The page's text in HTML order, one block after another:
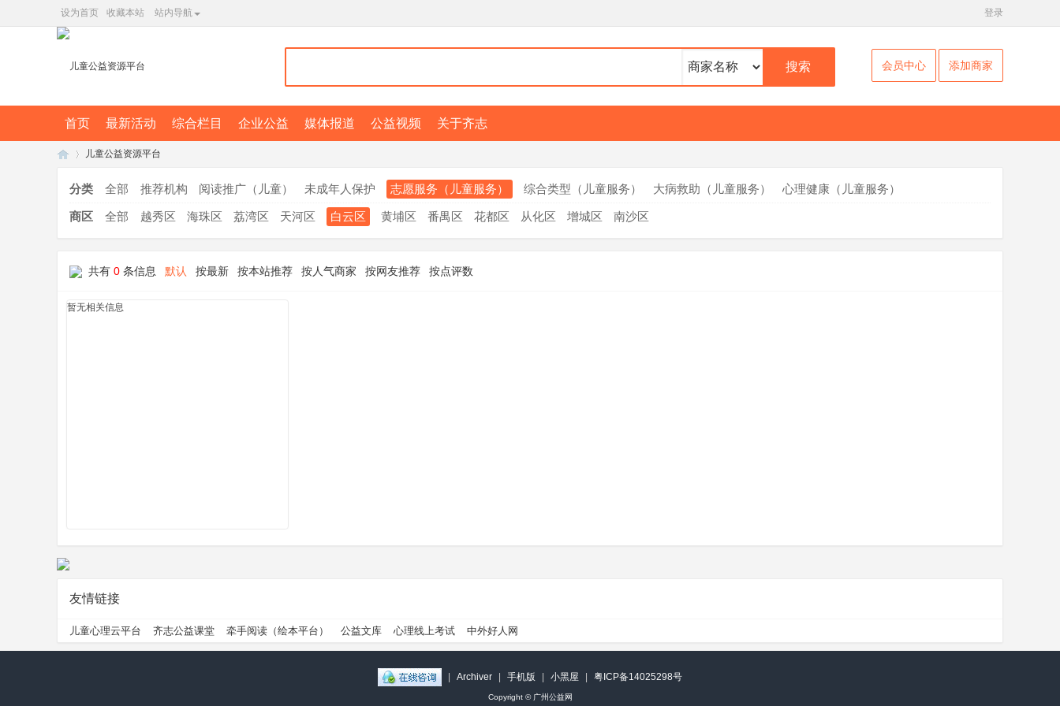
设为首页 收藏本站 站内导航 登录
搜索 会员中心 添加商家
首页 最新活动 综合栏目 企业公益 媒体报道 公益视频 关于齐志
»
儿童公益资源平台
分类 全部 推荐机构 阅读推广（儿童） 未成年人保护 志愿服务（儿童服务） 综合类型（儿童服务） 大病救助（儿童服务） 心理健康（儿童服务）
商区 全部 越秀区 海珠区 荔湾区 天河区 白云区 黄埔区 番禺区 花都区 从化区 增城区 南沙区
共有 0 条信息 默认 按最新 按本站推荐 按人气商家 按网友推荐 按点评数
暂无相关信息
友情链接
儿童心理云平台 齐志公益课堂 牵手阅读（绘本平台） 公益文库 心理线上考试 中外好人网
Archiver 手机版 小黑屋 粤ICP备14025298号
Copyright © 广州公益网